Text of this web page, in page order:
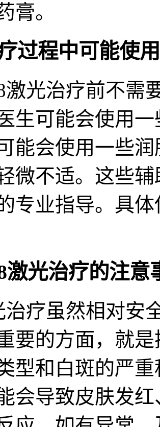
膏。
过程中可能使
激光治疗前不需
生可能会使用
能会使用一些
微不适。这些
专业指导。具
激光治疗的注意
治疗虽然相对安
要的方面，就
型和白斑的严
会导致皮肤发